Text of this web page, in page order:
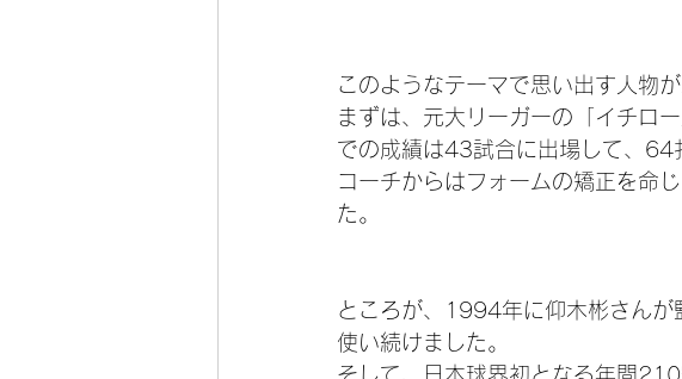
このようなテーマで思い出す人物が
まずは、元大リーガーの「イチロ
での成績は43試合に出場して、64
コーチからはフォームの矯正を命
た。
ところが、1994年に仰木彬さんが
使い続けました。
そして、日本球界初となる年間